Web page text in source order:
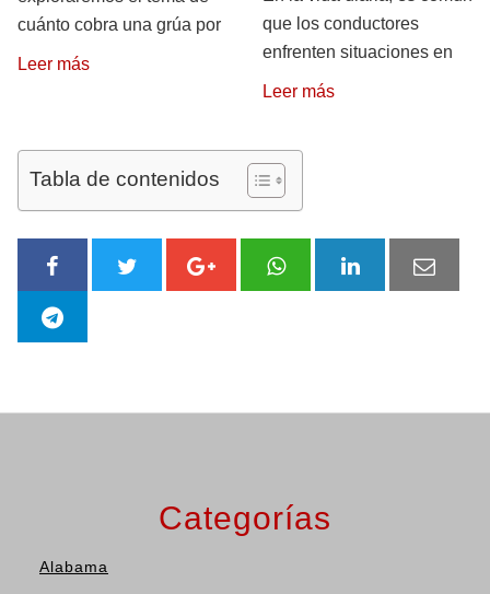
cuánto cobra una grúa por
Leer más
que los conductores
enfrenten situaciones en
Leer más
Tabla de contenidos
Categorías
Alabama